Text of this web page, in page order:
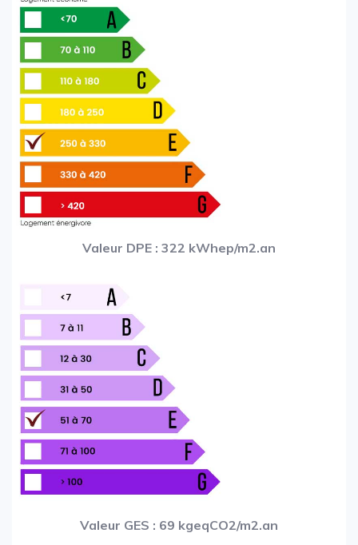
Valeur DPE : 322 kWhep/m2.an
Valeur GES : 69 kgeqCO2/m2.an